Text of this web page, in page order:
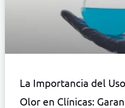
La Importancia del
Olor en Clínicas: